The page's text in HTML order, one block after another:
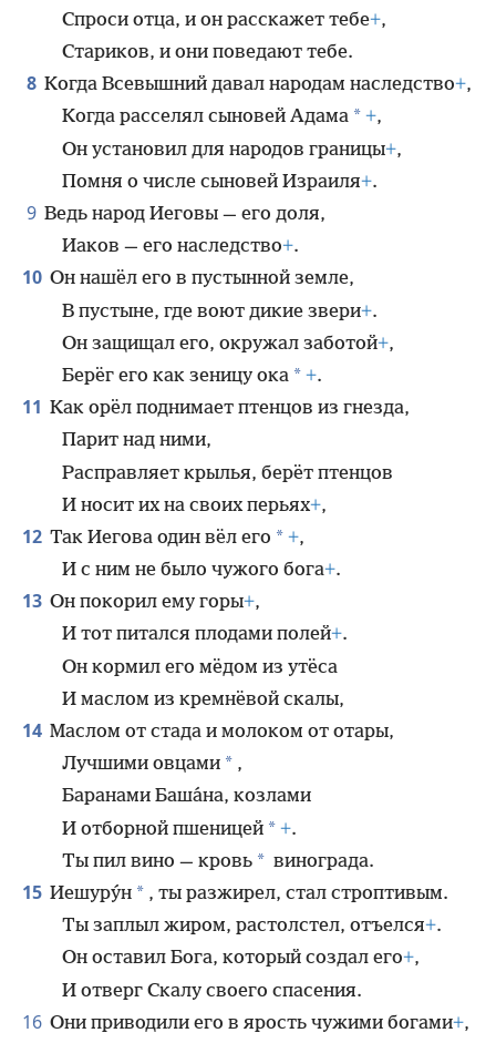
Спроси отца, и он расскажет тебе+,
Стариков, и они поведают тебе.
8 Когда Всевышний давал народам наследство+,
Когда расселял сыновей Адама * +,
Он установил для народов границы+,
Помня о числе сыновей Израиля+.
9 Ведь народ Иеговы — его доля,
Иаков — его наследство+.
10 Он нашёл его в пустынной земле,
В пустыне, где воют дикие звери+.
Он защищал его, окружал заботой+,
Берёг его как зеницу ока * +.
11 Как орёл поднимает птенцов из гнезда,
Парит над ними,
Расправляет крылья, берёт птенцов
И носит их на своих перьях+,
12 Так Иегова один вёл его * +,
И с ним не было чужого бога+.
13 Он покорил ему горы+,
И тот питался плодами полей+.
Он кормил его мёдом из утёса
И маслом из кремнёвой скалы,
14 Маслом от стада и молоком от отары,
Лучшими овцами * ,
Баранами Баша́на, козлами
И отборной пшеницей * +.
Ты пил вино — кровь * винограда.
15 Иешуру́н * , ты разжирел, стал строптивым.
Ты заплыл жиром, растолстел, отъелся+.
Он оставил Бога, который создал его+,
И отверг Скалу своего спасения.
16 Они приводили его в ярость чужими богами+,